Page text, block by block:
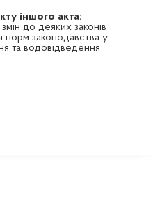
іншого акта:
до деяких законів
законодавства у
та водовідведення